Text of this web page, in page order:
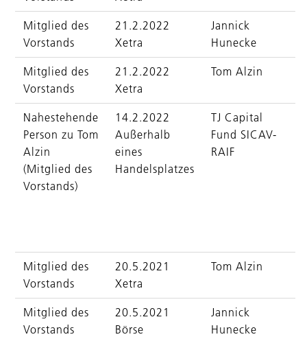
Mitglied des
Vorstands
21.2.2022
Xetra
Jannick
Hunecke
Mitglied des
Vorstands
21.2.2022
Xetra
Tom Alzin
Nahestehende
Person zu Tom
Alzin
(Mitglied des
Vorstands)
14.2.2022
Außerhalb
eines
Handelsplatzes
TJ Capital
Fund SICAV-
RAIF
Mitglied des
Vorstands
20.5.2021
Xetra
Tom Alzin
Mitglied des
Vorstands
20.5.2021
Börse
Jannick
Hunecke